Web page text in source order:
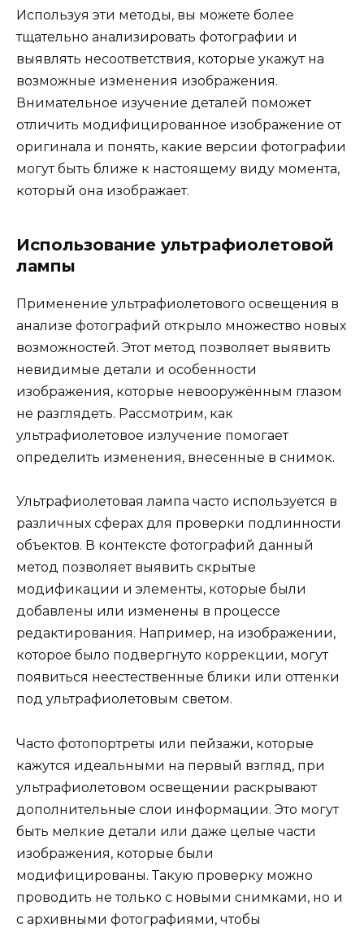
Используя эти методы, вы можете более
тщательно анализировать фотографии и
выявлять несоответствия, которые укажут на
возможные изменения изображения.
Внимательное изучение деталей поможет
отличить модифицированное изображение от
оригинала и понять, какие версии фотографии
могут быть ближе к настоящему виду момента,
который она изображает.
Использование ультрафиолетовой
лампы
Применение ультрафиолетового освещения в
анализе фотографий открыло множество новых
возможностей. Этот метод позволяет выявить
невидимые детали и особенности
изображения, которые невооружённым глазом
не разглядеть. Рассмотрим, как
ультрафиолетовое излучение помогает
определить изменения, внесенные в снимок.
Ультрафиолетовая лампа часто используется в
различных сферах для проверки подлинности
объектов. В контексте фотографий данный
метод позволяет выявить скрытые
модификации и элементы, которые были
добавлены или изменены в процессе
редактирования. Например, на изображении,
которое было подвергнуто коррекции, могут
появиться неестественные блики или оттенки
под ультрафиолетовым светом.
Часто фотопортреты или пейзажи, которые
кажутся идеальными на первый взгляд, при
ультрафиолетовом освещении раскрывают
дополнительные слои информации. Это могут
быть мелкие детали или даже целые части
изображения, которые были
модифицированы. Такую проверку можно
проводить не только с новыми снимками, но и
с архивными фотографиями, чтобы